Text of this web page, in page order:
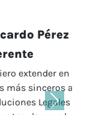
compañía
a